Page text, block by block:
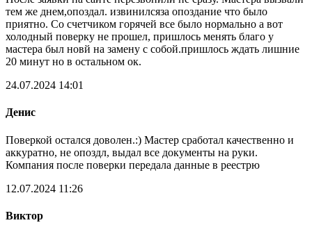
тем же днем,опоздал. извинилсяза опоздание что было
приятно. Со счетчиком горячей все было нормально а вот
холодный поверку не прошел, пришлось менять благо у
мастера был новй на замену с собой.пришлось ждать лишние
20 минут но в остальном ок.
24.07.2024 14:01
Денис
Поверкой остался доволен.:) Мастер сработал качественно и
аккуратно, не опоздл, выдал все документы на руки.
Компания после поверки передала данные в реестрю
12.07.2024 11:26
Виктор